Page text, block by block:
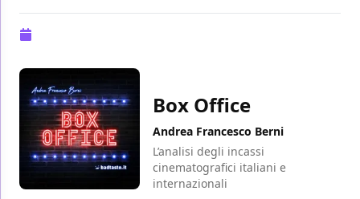
Box Office
Andrea Francesco Berni
L’analisi degli incassi
cinematografici italiani e
internazionali